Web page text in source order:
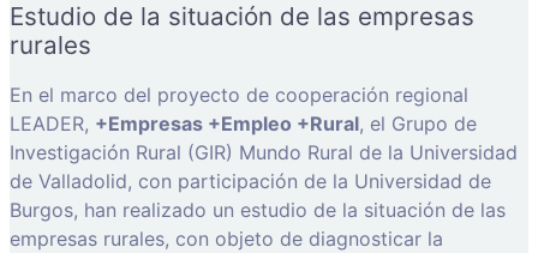
Estudio de la situación de las empresas
rurales
En el marco del proyecto de cooperación regional
LEADER, +Empresas +Empleo +Rural, el Grupo de
Investigación Rural (GIR) Mundo Rural de la Universidad
de Valladolid, con participación de la Universidad de
Burgos, han realizado un estudio de la situación de las
empresas rurales, con objeto de diagnosticar la